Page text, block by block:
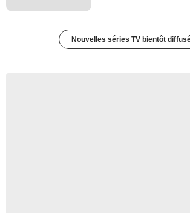
Nouvelles séries TV bientôt